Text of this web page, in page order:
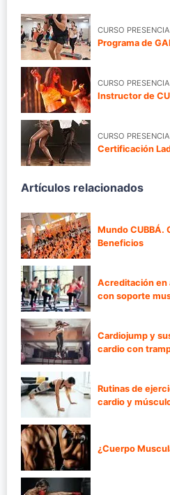
CURSO
Programa de
CURSO
Instructor de
CURSO
Certificación
Artículos relacionados
Mundo CUBBÁ.
Beneficios
Acreditación en
con soporte
Cardiojump y
cardio con
Rutinas de
cardio y
¿Cuerpo